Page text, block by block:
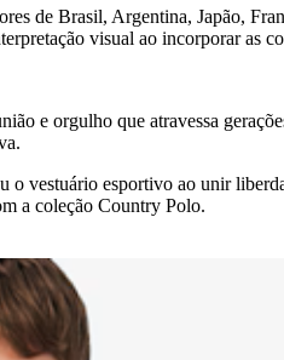
de Brasil, Argentina, Japão,
visual ao incorporar as
e orgulho que atravessa
vestuário esportivo ao unir
a coleção Country Polo.